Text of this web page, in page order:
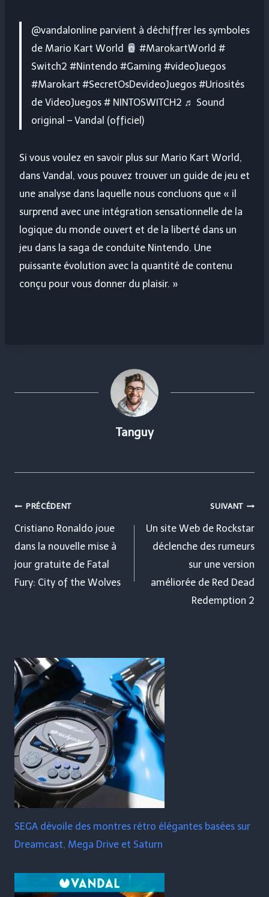
@vandalonline parvient à déchiffrer les symboles
de Mario Kart World
#MarokartWorld #
Switch2 #Nintendo #Gaming #videoJuegos
#Marokart #SecretOsDevideoJuegos #Uriosités
de VideoJuegos # NINTOSWITCH2 ♬ Sound
original – Vandal (officiel)
Si vous voulez en savoir plus sur Mario Kart World,
dans Vandal, vous pouvez trouver un guide de jeu et
une analyse dans laquelle nous concluons que « il
surprend avec une intégration sensationnelle de la
logique du monde ouvert et de la liberté dans un
jeu dans la saga de conduite Nintendo. Une
puissante évolution avec la quantité de contenu
conçu pour vous donner du plaisir. »
Tanguy
Navigation
de
l’article
PRÉCÉDENT
Cristiano Ronaldo joue
dans la nouvelle mise à
jour gratuite de Fatal
Fury: City of the Wolves
SUIVANT
Un site Web de Rockstar
déclenche des rumeurs
sur une version
améliorée de Red Dead
Redemption 2
SEGA dévoile des montres rétro élégantes basées sur
Dreamcast, Mega Drive et Saturn